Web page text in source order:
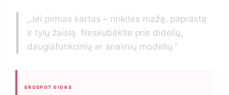
„Jei pirmas kartas – rinkitės mažą, paprastą
ir tylų žaislą. Neskubėkite prie didelių,
daugiafunkcinių ar analinių modelių.“
EROSPOT GIDAS